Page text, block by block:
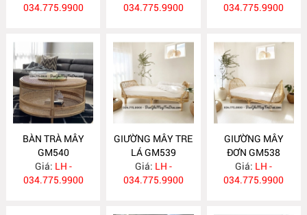
034.775.9900
034.775.9900
034.775.9900
BÀN TRÀ MÂY
GM540
Giá: LH -
034.775.9900
GIƯỜNG MÂY TRE
LÁ GM539
Giá: LH -
034.775.9900
GIƯỜNG MÂY
ĐƠN GM538
Giá: LH -
034.775.9900